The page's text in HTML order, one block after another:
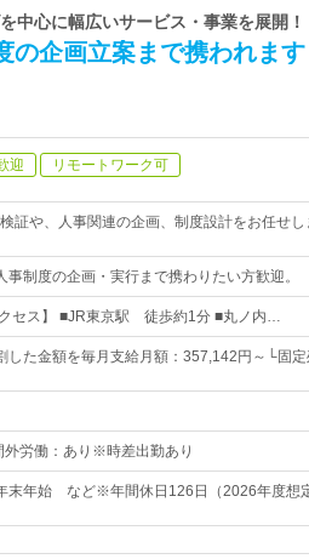
中心に幅広いサービス・事業を展開！
の企画立案まで携われます
迎 リモートワーク可
証や、人事関連の企画、制度設計をお任せし
制度の企画・実行まで携わりたい方歓迎。
セス】 ■JR東京駅 徒歩約1分 ■丸ノ内…
た金額を毎月支給月額：357,142円～└固定
労働：あり※時差出勤あり
末年始 など※年間休日126日（2026年度想